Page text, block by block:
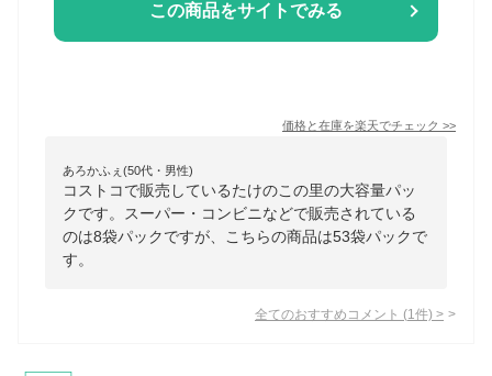
この商品をサイトでみる
価格と在庫を楽天でチェック >>
あろかふぇ(50代・男性)
コストコで販売しているたけのこの里の大容量パッ
クです。スーパー・コンビニなどで販売されている
のは8袋パックですが、こちらの商品は53袋パックで
す。
全てのおすすめコメント (1 件) >